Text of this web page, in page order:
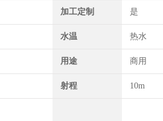
加工定制 是
水温 热水
用途 商用
射程 10m